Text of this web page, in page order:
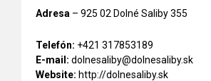
Adresa – 925 02 Dolné Saliby 355
Telefón: +421 317853189
E-mail: dolnesaliby@dolnesaliby.sk
Website: http://dolnesaliby.sk